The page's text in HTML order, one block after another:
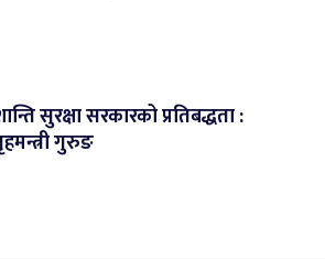
सुरक्षा सरकारको प्रतिबद्धता :
गुरुङ